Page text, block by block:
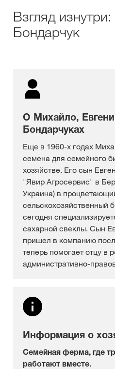
Взгляд
Бондарчук
О Михайло,
Бондарчуках
Еще в 1960-х годах
семена для семейного
хозяйстве. Его сын
"Явир Агросервис" в
Украина) в
сельскохозяйственный
сегодня
сахарной свеклы. Сын
пришел в компанию
теперь помогает отцу в
административно-
Информация о
Семейная ферма, где
работают вместе.